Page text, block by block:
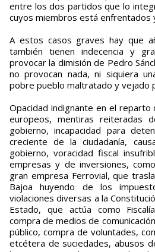
entre los dos partidos que lo
cuyos miembros está enfrentados
A estos casos graves hay que
también tienen indecencia y
provocar la dimisión de Pedro
no provocan nada, ni siquiera
pobre pueblo maltratado y vejado
Opacidad indignante en el
europeos, mentiras reiteradas
gobierno, incapacidad para
creciente de la ciudadanía,
gobierno, voracidad fiscal
empresas y de inversiones,
gran empresa Ferrovial, que
Bajoa huyendo de los
violaciones diversas a la
Estado, que actúa como
compra de medios de
público, compra de voluntades,
etcétera de suciedades, abusos